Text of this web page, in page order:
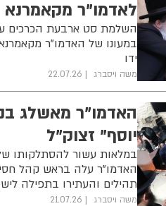
לאדמו"ר מקאמרנא
השלמת סט ארבעת הכרכים
במעונו של האדמו"ר
ידו
משה ויסברג 22.07.26
האדמו"ר מאשלג
יוסף" זצוק"ל
במלאות עשור להסתלקותו
האדמו"ר עלה בראש קהל
תהילים והעתירו בתפילה
משה ויסברג 21.07.26